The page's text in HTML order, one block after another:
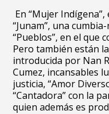
En “Mujer
“Junam”, una
“Pueblos”, en el que
Pero también están la
introducida por Nan
Cumez, incansables
justicia, “Amor
“Cantadora” con la
quien además es